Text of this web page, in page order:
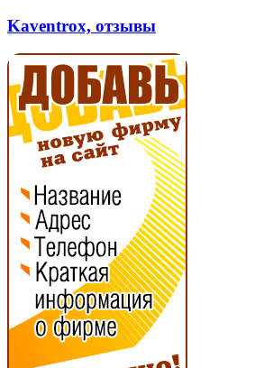
Kaventrox, отзывы